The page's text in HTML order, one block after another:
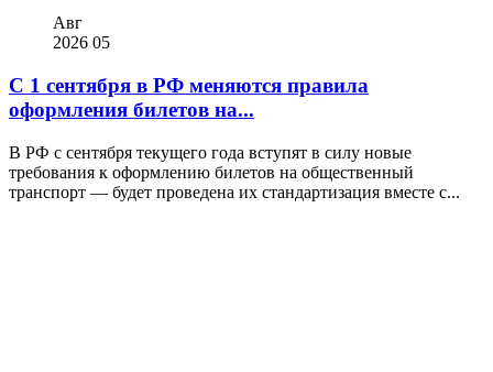
Авг
2026 05
С 1 сентября в РФ меняются правила
оформления билетов на...
В РФ с сентября текущего года вступят в силу новые
требования к оформлению билетов на общественный
транспорт — будет проведена их стандартизация вместе с...